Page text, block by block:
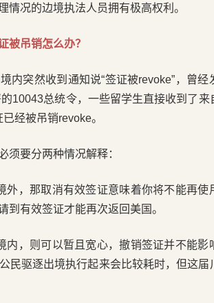
情况的边境执法人员拥有极高权利。
被吊销怎么办？
内突然收到通知说“签证被revoke”，曾经
10043总统令，一些留学生直接收到了来
经被吊销revoke。
须要分两种情况解释：
外，那取消有效签证意味着你将不能再使
到有效签证才能再次返回美国。
内，则可以暂且宽心，撤销签证并不能影
民驱逐出境执行起来会比较耗时，但这届